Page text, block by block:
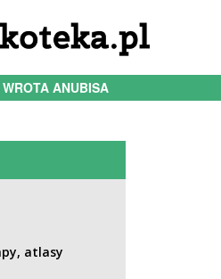
WROTA ANUBISA
atlasy